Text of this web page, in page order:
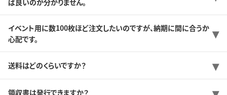
イベント用に数100枚ほど注文したいのですが、納期に間に合うか
心配です。
送料はどのくらいですか？
領収書は発行できますか？